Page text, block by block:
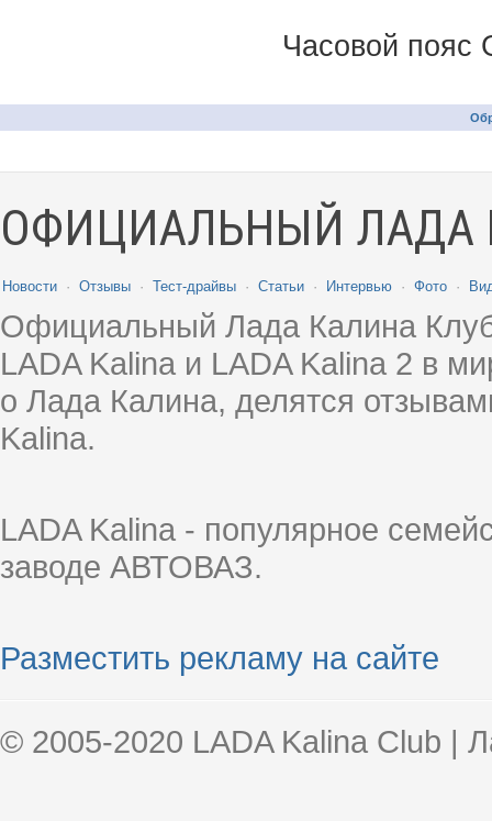
Часовой пояс
ОФИЦИАЛЬНЫЙ ЛАДА
Новости · Отзывы · Тест-драйвы · Статьи · Интервью · Фото ·
Официальный Лада Калина
LADA Kalina и LADA Kalina 2 в
о Лада Калина, делятся
Kalina.
LADA Kalina - популярное
заводе АВТОВАЗ.
Разместить рекламу на сайте
© 2005-2020 LADA Kalina Club |